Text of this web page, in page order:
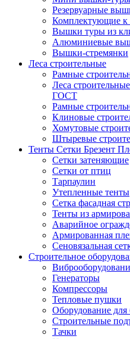
Резервуарные
Комплектующие
Вышки туры из
Алюминиевые
Вышки-стремянки
Леса строительные
Рамные
Леса
ГОСТ
Рамные
Клиновые
Хомутовые
Штыревые
Тенты Сетки Брезент
Сетки затеняющие
Сетки от птиц
Тарпаулин
Утепленные тенты
Сетка фасадная
Тенты из
Аварийное
Армированная
Сеновязальная
Строительное
Генераторы
Компрессоры
Тепловые пушки
Оборудование для
Строительные
Тачки